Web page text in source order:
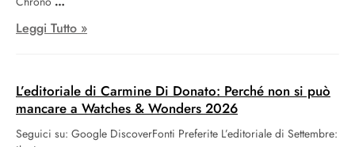
Leggi Tutto »
L’editoriale di Carmine Di Donato: Perché non si può
mancare a Watches & Wonders 2026
Seguici su: Google DiscoverFonti Preferite L’editoriale di Settembre: